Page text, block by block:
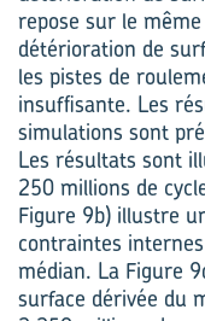
repose sur le
détérioration de
les pistes de
insuffisante. Les
simulations sont
Les résultats sont
250 millions de
Figure 9b) illustre
contraintes
médian. La Figure
surface dérivée du